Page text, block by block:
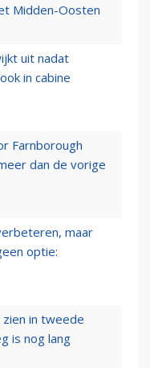
Midden-Oosten
uit nadat
in cabine
Farnborough
dan de vorige
maar
optie:
in tweede
is nog lang